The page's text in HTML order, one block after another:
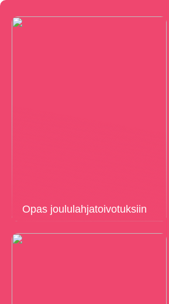
Opas joululahjatoivotuksiin